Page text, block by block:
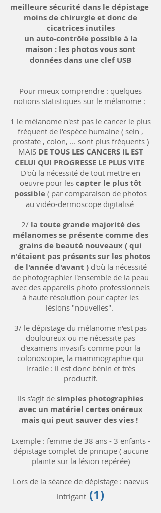
meilleure sécurité dans le dépistage
moins de chirurgie et donc de
cicatrices inutiles
un auto-contrôle possible à la
maison : les photos vous sont
données dans une clef USB
Pour mieux comprendre : quelques
notions statistiques sur le mélanome :
1 le mélanome n'est pas le cancer le plus
fréquent de l'espèce humaine ( sein ,
prostate , colon, ... sont plus fréquents )
MAIS DE TOUS LES CANCERS IL EST
CELUI QUI PROGRESSE LE PLUS VITE
D'où la nécessité de tout mettre en
oeuvre pour lescapter le plus tôt
possible ( par comparaison de photos
au vidéo-dermoscope digitalisé
2/ la toute grande majorité des
mélanomes se présente comme des
grains de beauté nouveaux ( qui
n'étaient pas présents sur les photos
de l'année d'avant ) d'où la nécessité
de photographier l'ensemble de la peau
avec des appareils photo professionnels
à haute résolution pour capter les
lésions "nouvelles".
3/ le dépistage du mélanome n'est pas
douloureux ou ne nécessite pas
d'examens invasifs comme pour la
colonoscopie, la mammographie qui
irradie : il est donc bénin et très
productif.
Ils s'agit de simples photographies
avec un matériel certes onéreux
mais qui peut sauver des vies !
Exemple : femme de 38 ans - 3 enfants -
dépistage complet de principe ( aucune
plainte sur la lésion repérée)
Lors de la séance de dépistage : naevus
intrigant (1)